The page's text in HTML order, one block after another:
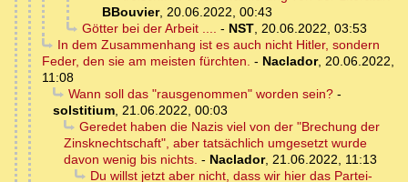
BBouvier, 20.06.2022, 00:43
Götter bei der Arbeit .... - NST, 20.06.2022, 03:53
In dem Zusammenhang ist es auch nicht Hitler, sondern
Feder, den sie am meisten fürchten. - Naclador, 20.06.2022,
11:08
Wann soll das "rausgenommen" worden sein?-
solstitium, 21.06.2022, 00:03
Geredet haben die Nazis viel von der "Brechung der
Zinsknechtschaft", aber tatsächlich umgesetzt wurde
davon wenig bis nichts. - Naclador, 21.06.2022, 11:13
Du willst jetzt aber nicht, dass wir hier das Partei-